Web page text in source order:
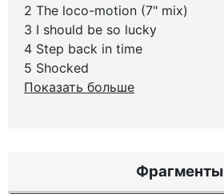
2 The loco-motion (7" mix)
3 I should be so lucky
4 Step back in time
5 Shocked
Показать больше
Фрагменты